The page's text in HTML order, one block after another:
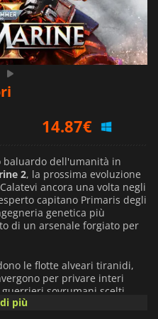
14.87€
17.89€
baluardo dell'umanità in
2, la prossima evoluzione
ancora una volta negli
capitano Primaris degli
genetica più
di un arsenale forgiato per
le flotte alveari tiranidi,
per privare interi
sovrumani scelti
e l'ira inarrestabile
più